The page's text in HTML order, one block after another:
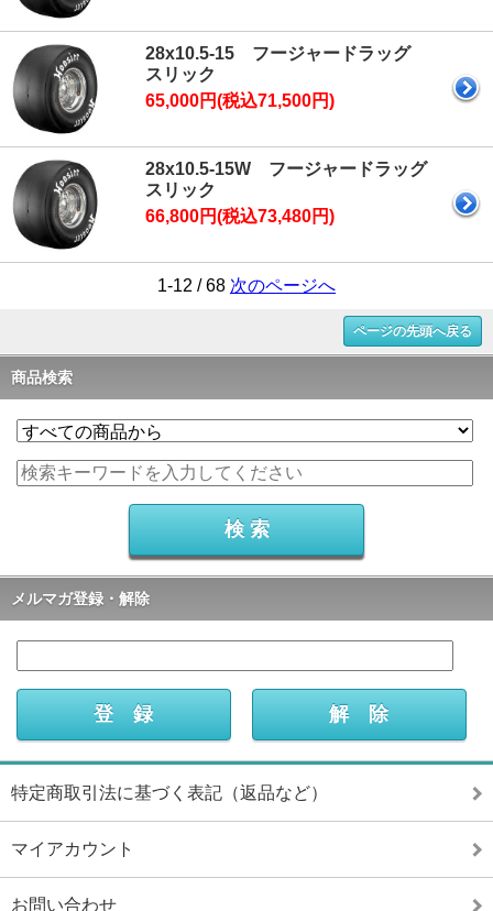
28x10.5-15 フージャードラッグ
スリック
65,000円(税込71,500円)
28x10.5-15W フージャードラッグ
スリック
66,800円(税込73,480円)
1-12 / 68 次のページへ
ページの先頭へ戻る
商品検索
メルマガ登録・解除
特定商取引法に基づく表記（返品など）
マイアカウント
お問い合わせ